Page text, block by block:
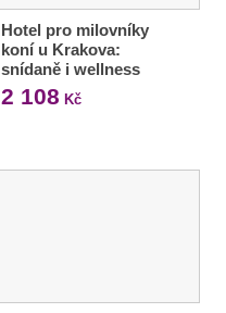
Hotel pro milovníky
koní u Krakova:
snídaně i wellness
2 108 Kč